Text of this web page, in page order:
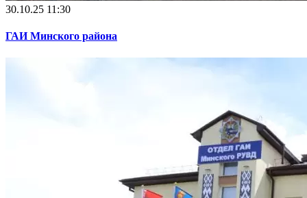
30.10.25 11:30
ГАИ Минского района